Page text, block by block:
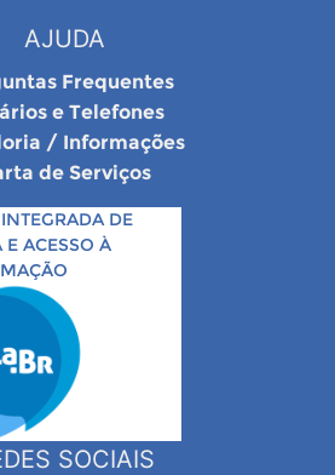
AJUDA
Frequentes
e Telefones
/ Informações
de Serviços
DE
ACESSO À
SOCIAIS